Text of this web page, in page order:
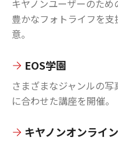
キヤノンユーザーのた
豊かなフォトライフを
意。
EOS学園
さまざまなジャンルの
に合わせた講座を開催。
キヤノンオンライ